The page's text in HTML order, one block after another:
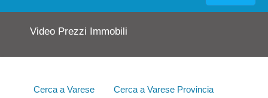
Video Prezzi Immobili
Cerca a Varese Cerca a Varese Provincia